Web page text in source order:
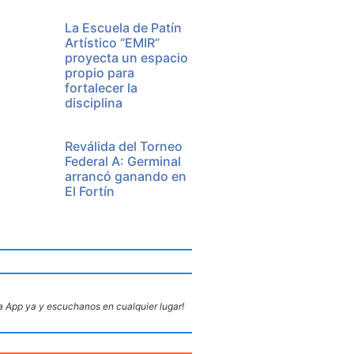
La Escuela de Patín
Artístico “EMIR”
proyecta un espacio
propio para
fortalecer la
disciplina
Reválida del Torneo
Federal A: Germinal
arrancó ganando en
El Fortín
App ya y escuchanos en cualquier lugar!